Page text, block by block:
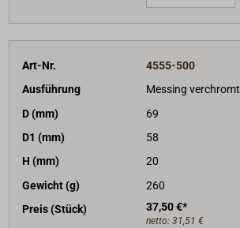
Art-Nr.
4555-500
Ausführung
Messing verchromt
D (mm)
69
D1 (mm)
58
H (mm)
20
Gewicht (g)
260
Preis (Stück)
37,50 €*
netto: 31,51 €